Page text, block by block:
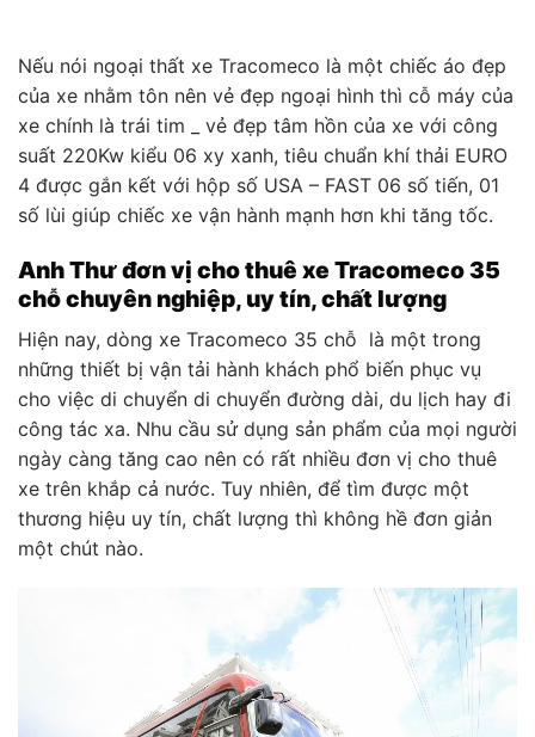
Nếu nói ngoại thất xe Tracomeco là một chiếc áo đẹp
của xe nhằm tôn nên vẻ đẹp ngoại hình thì cỗ máy của
xe chính là trái tim _ vẻ đẹp tâm hồn của xe với công
suất 220Kw kiểu 06 xy xanh, tiêu chuẩn khí thải EURO
4 được gắn kết với hộp số USA – FAST 06 số tiến, 01
số lùi giúp chiếc xe vận hành mạnh hơn khi tăng tốc.
Anh Thư đơn vị cho thuê xe Tracomeco 35
chỗ chuyên nghiệp, uy tín, chất lượng
Hiện nay, dòng xe Tracomeco 35 chỗ là một trong
những thiết bị vận tải hành khách phổ biến phục vụ
cho việc di chuyển di chuyển đường dài, du lịch hay đi
công tác xa. Nhu cầu sử dụng sản phẩm của mọi người
ngày càng tăng cao nên có rất nhiều đơn vị cho thuê
xe trên khắp cả nước. Tuy nhiên, để tìm được một
thương hiệu uy tín, chất lượng thì không hề đơn giản
một chút nào.